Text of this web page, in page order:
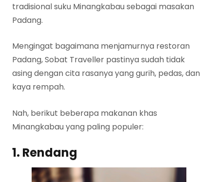
tradisional suku Minangkabau sebagai masakan
Padang.
Mengingat bagaimana menjamurnya restoran
Padang, Sobat Traveller pastinya sudah tidak
asing dengan cita rasanya yang gurih, pedas, dan
kaya rempah.
Nah, berikut beberapa makanan khas
Minangkabau yang paling populer:
1. Rendang